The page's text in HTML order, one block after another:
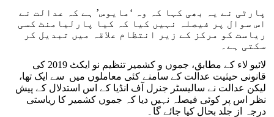
پارٹی نے یہ بھی کہا کہ وہ ‘مایوس’ ہے کہ عدالت نے
اس سوال پر فیصلہ نہیں کیا کہ کیا پارلیامنٹ کسی
ریاست کو مرکز کے زیر انتظام علاقہ میں تبدیل کر
سکتی ہے۔
لائیو لاء کے مطابق، جموں و کشمیر تنظیم نو ایکٹ 2019 کی
قانونی حیثیت عدالت کے سامنے کئی معاملوں میں سے ایک تھا،
لیکن عدالت نے سالیسٹر جنرل آف انڈیا کے اس استدلال کے پیش
نظر اس پر کوئی فیصلہ نہیں دیا کہ جموں کشمیر کا ریاستی
درجہ از جلد بحال کیا جائے گا۔